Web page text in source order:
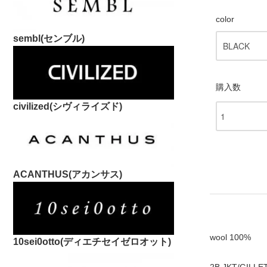
sembl(センブル)
civilized(シヴィライズド)
ACANTHUS(アカンサス)
10sei0otto(ディエチセイゼロオット)
color
購入数
wool 100%